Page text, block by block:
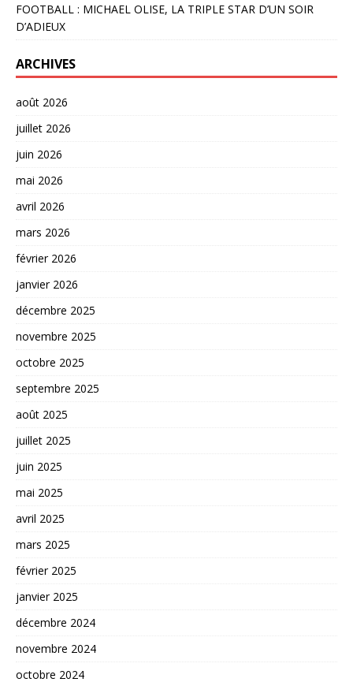
FOOTBALL : MICHAEL OLISE, LA TRIPLE STAR D’UN SOIR
D’ADIEUX
ARCHIVES
août 2026
juillet 2026
juin 2026
mai 2026
avril 2026
mars 2026
février 2026
janvier 2026
décembre 2025
novembre 2025
octobre 2025
septembre 2025
août 2025
juillet 2025
juin 2025
mai 2025
avril 2025
mars 2025
février 2025
janvier 2025
décembre 2024
novembre 2024
octobre 2024